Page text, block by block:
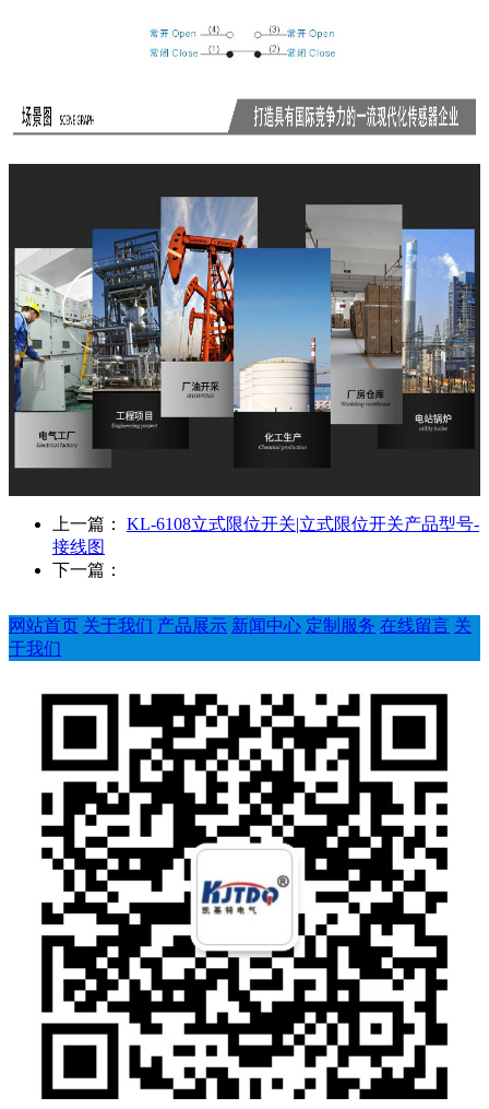
上一篇： KL-6108立式限位开关|立式限位开关产品型号-
接线图
下一篇：
网站首页 关于我们 产品展示 新闻中心 定制服务 在线留言 关
于我们